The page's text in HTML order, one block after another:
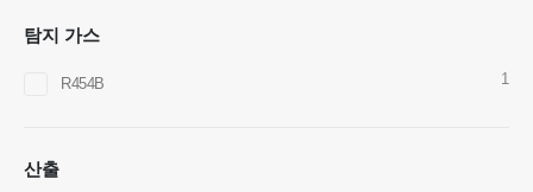
탐지 가스
R454B 1
산출
R290 센서